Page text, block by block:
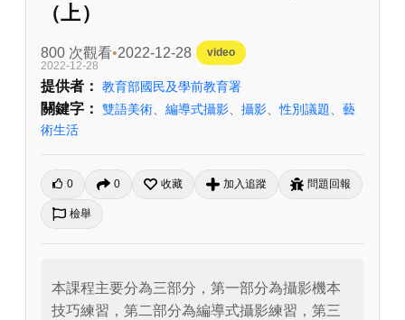
（上）
800 次觀看 2022-12-28
video
2022-12-28
提供者： 教育部國民及學前教育署
關鍵字： 雙語美術 編導式攝影 攝影 、性別議題
藝
術生活
0 0 收藏 加入追蹤 問題回報
檢舉
本課程主要分為三部分，第一部分為攝影機本
技巧練習，第二部分為編導式攝影練習，第三